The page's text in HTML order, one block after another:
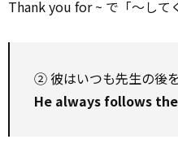
Thank you for ~ で「～して
② 彼はいつも先生の後
He always follows